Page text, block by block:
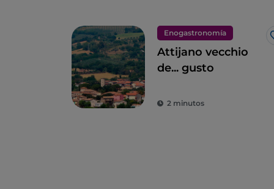
Enogastronomía
Attijano vecchio
de... gusto
2 minutos